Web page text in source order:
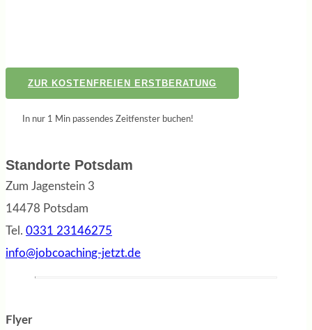
ZUR KOSTENFREIEN ERSTBERATUNG
In nur 1 Min passendes Zeitfenster buchen!
Standorte Potsdam
Zum Jagenstein 3
14478 Potsdam
Tel. 0331 23146275
info@jobcoaching-jetzt.de
Flyer